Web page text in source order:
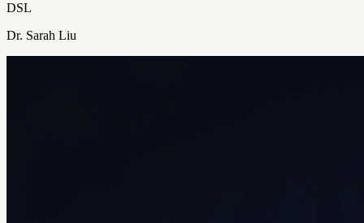
DSL
Dr. Sarah Liu